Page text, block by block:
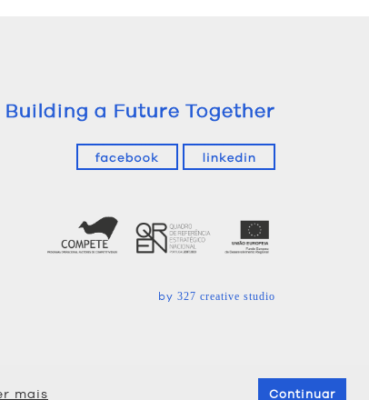
mais Continuar
Building a Future Together
by 327 creative studio